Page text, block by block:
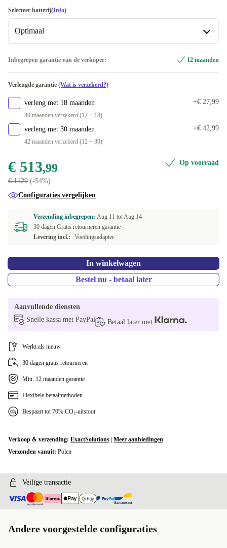
goud
US (VS-Engels)
UK (GB-Engels) -€ 40,03
FR (Frans)
ES (Spaans) +€ 5,01
NL (Nederlands)
DE (Duits)
BE (Belgisch)
SE (Zweeds)
SK (slowak)
Beschikbaar in andere configuraties
GR (Grieks)
HR (Kroatisch)
RU (Russisch)
Selecteer batterij(Info)
Optimaal
Inbegrepen garantie van de verkoper: 12 maanden
Verlengde garantie (Wat is verzekerd?)
verleng met 18 maanden
30 maanden verzekerd (12 + 18)
+€ 27,99
verleng met 30 maanden
42 maanden verzekerd (12 + 30)
+€ 42,99
€ 513,99
€ 1129 (-54%)
Op voorraad
Configuraties vergelijken
Verzending inbegrepen: Aug 11 totAug 14
30 dagen Gratis retourneren garantie
Levering incl.:
Voedingsadapter
In winkelwagen
Bestel nu - betaal later
Aanvullende diensten
Snelle kassa met PayPal
Betaal later met
Werkt als nieuw
30 dagen gratis retourneren
Min. 12 maanden garantie
Flexibele betaalmethoden
Bespaart tot 70% CO₂-uitstoot
Verkoop & verzending: ExactSolutions Meer aanbiedingen
Verzonden vanuit: Polen
Veilige transactie
Andere voorgestelde configuraties